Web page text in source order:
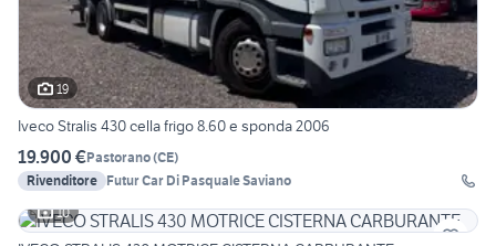
19
Iveco Stralis 430 cella frigo 8.60 e sponda 2006
19.900 €Pastorano(CE)
Rivenditore Futur Car Di Pasquale Saviano
10